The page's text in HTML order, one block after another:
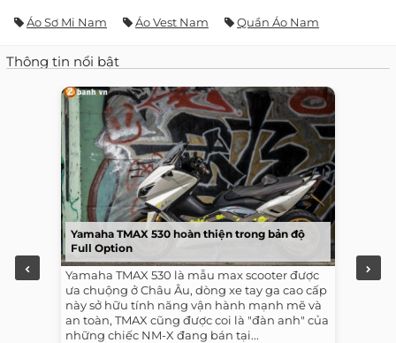
Áo Sơ Mi Nam Áo Vest Nam Quần Áo Nam
Thông tin nổi bật
Yamaha TMAX 530 hoàn thiện trong bản độ
Full Option
Yamaha TMAX 530 là mẫu max scooter được
ưa chuộng ở Châu Âu, dòng xe tay ga cao cấp
này sở hữu tính năng vận hành mạnh mẽ và
an toàn, TMAX cũng được coi là "đàn anh" của
những chiếc NM-X đang bán tại...